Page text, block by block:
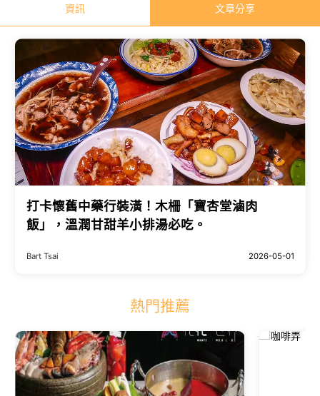
資訊 文章分享
打卡懷舊中藥行裝潢！木柵「寶杏堂滷肉
飯」，溫潤甘甜羊小排湯必吃。
Bart Tsai 2026-05-01
熱門推薦